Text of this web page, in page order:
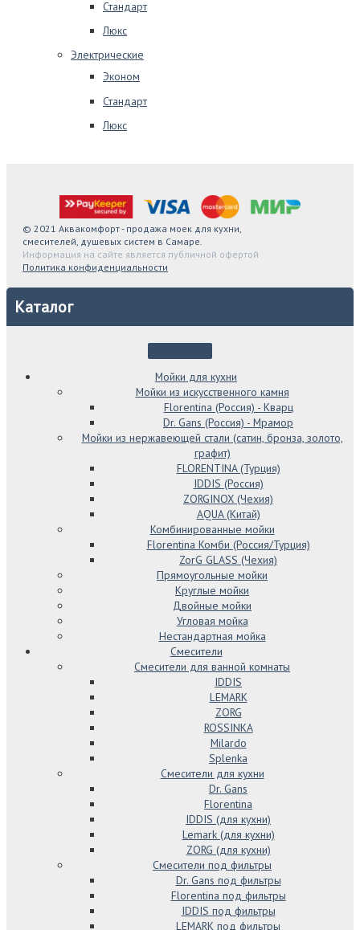
Стандарт
Люкс
Электрические
Эконом
Стандарт
Люкс
© 2021 Аквакомфорт - продажа моек для кухни,
смесителей, душевых систем в Самаре.
Информация на сайте является публичной офертой
Политика конфиденциальности
Каталог
Мойки для кухни
Мойки из искусственного камня
Florentina (Россия) - Кварц
Dr. Gans (Россия) - Мрамор
Мойки из нержавеющей стали (сатин, бронза, золото,
графит)
FLORENTINA (Турция)
IDDIS (Россия)
ZORGINOX (Чехия)
AQUA (Китай)
Комбинированные мойки
Florentina Комби (Россия/Турция)
ZorG GLASS (Чехия)
Прямоугольные мойки
Круглые мойки
Двойные мойки
Угловая мойка
Нестандартная мойка
Смесители
Смесители для ванной комнаты
IDDIS
LEMARK
ZORG
ROSSINKA
Milardo
Splenka
Смесители для кухни
Dr. Gans
Florentina
IDDIS (для кухни)
Lemark (для кухни)
ZORG (для кухни)
Смесители под фильтры
Dr. Gans под фильтры
Florentina под фильтры
IDDIS под фильтры
LEMARK под фильтры